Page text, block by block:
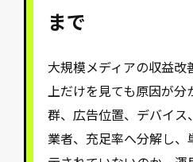
まで
大規模メディアの収益改
上だけを見ても原因が分
群、広告位置、デバイ
業者、充足率へ分解し